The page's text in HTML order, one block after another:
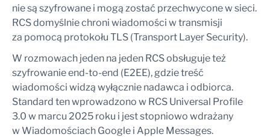
nie są szyfrowane i mogą zostać przechwycone w sieci.
RCS domyślnie chroni wiadomości w transmisji
za pomocą protokołu TLS (Transport Layer Security).
W rozmowach jeden na jeden RCS obsługuje też
szyfrowanie end-to-end (E2EE), gdzie treść
wiadomości widzą wyłącznie nadawca i odbiorca.
Standard ten wprowadzono w RCS Universal Profile
3.0 w marcu 2025 roku i jest stopniowo wdrażany
w Wiadomościach Google i Apple Messages.